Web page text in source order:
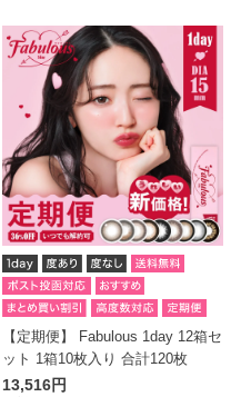
【定期便】 Fabulous 1day 12箱セ
ット 1箱10枚入り 合計120枚
13,516円